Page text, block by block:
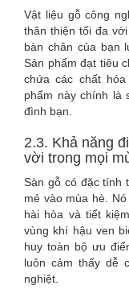
Vật liệu gỗ công
thân thiện tối đa
bàn chân của bạn
Sản phẩm đạt tiêu
chứa các chất
phẩm này chính là
đình bạn.
2.3. Khả năng
vời trong mọi
Sàn gỗ có đặc tính
mẻ vào mùa hè.
hài hòa và tiết
vùng khí hậu ven
huy toàn bộ ưu
luôn cảm thấy dễ
nghiệt.